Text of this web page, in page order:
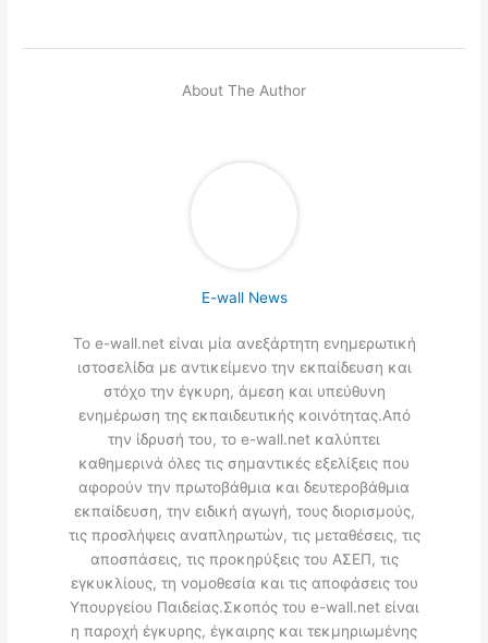
About The Author
E-wall News
Το e-wall.net είναι μία ανεξάρτητη ενημερωτική
ιστοσελίδα με αντικείμενο την εκπαίδευση και
στόχο την έγκυρη, άμεση και υπεύθυνη
ενημέρωση της εκπαιδευτικής κοινότητας.Από
την ίδρυσή του, το e-wall.net καλύπτει
καθημερινά όλες τις σημαντικές εξελίξεις που
αφορούν την πρωτοβάθμια και δευτεροβάθμια
εκπαίδευση, την ειδική αγωγή, τους διορισμούς,
τις προσλήψεις αναπληρωτών, τις μεταθέσεις, τις
αποσπάσεις, τις προκηρύξεις του ΑΣΕΠ, τις
εγκυκλίους, τη νομοθεσία και τις αποφάσεις του
Υπουργείου Παιδείας.Σκοπός του e-wall.net είναι
η παροχή έγκυρης, έγκαιρης και τεκμηριωμένης